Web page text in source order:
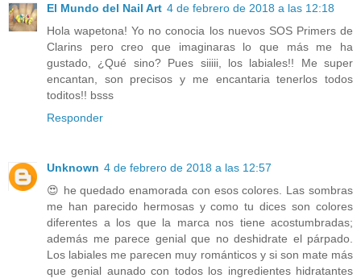
El Mundo del Nail Art 4 de febrero de 2018 a las 12:18
Hola wapetona! Yo no conocia los nuevos SOS Primers de
Clarins pero creo que imaginaras lo que más me ha
gustado, ¿Qué sino? Pues siiiii, los labiales!! Me super
encantan, son precisos y me encantaria tenerlos todos
toditos!! bsss
Responder
Unknown 4 de febrero de 2018 a las 12:57
😍 he quedado enamorada con esos colores. Las sombras
me han parecido hermosas y como tu dices son colores
diferentes a los que la marca nos tiene acostumbradas;
además me parece genial que no deshidrate el párpado.
Los labiales me parecen muy románticos y si son mate más
que genial aunado con todos los ingredientes hidratantes